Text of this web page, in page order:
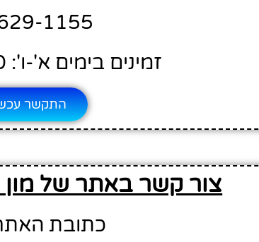
1155
זמינים בימים א'-ו': 12:00-00:0
התקשר
צור קשר באתר של מון
כתובת